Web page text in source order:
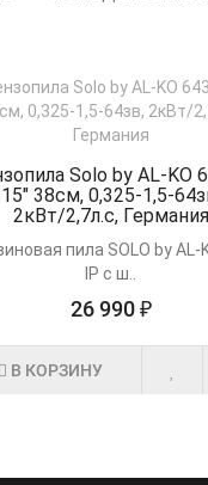
Solo by AL-KO
15" 38см, 0,325-1,5-
2кВт/2,7л.с, Германия
пила SOLO by AL-
IP с ш..
26 990 ₽
В КОРЗИНУ